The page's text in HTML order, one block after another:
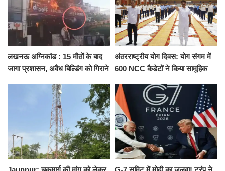
लखनऊ अग्निकांड : 15 मौतों के बाद
जागा प्रशासन, अवैध बिल्डिंग को गिराने
अंतरराष्ट्रीय योग दिवस: योग संगम में
600 NCC कैडेटों ने किया सामूहिक
संकल्प